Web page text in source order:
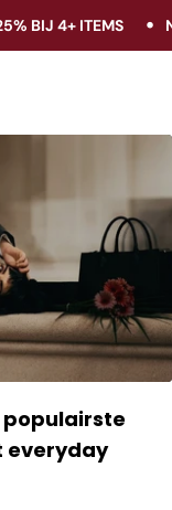
BIJ 4+ ITEMS
populairste
everyday